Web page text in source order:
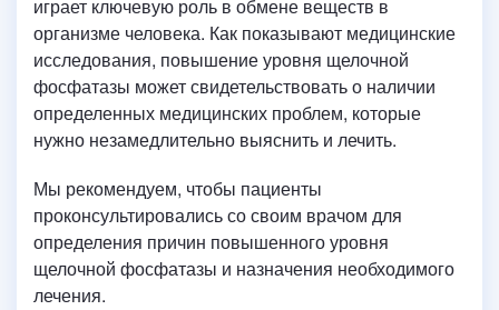
играет ключевую роль в обмене веществ в
организме человека. Как показывают медицинские
исследования, повышение уровня щелочной
фосфатазы может свидетельствовать о наличии
определенных медицинских проблем, которые
нужно незамедлительно выяснить и лечить.
Мы рекомендуем, чтобы пациенты
проконсультировались со своим врачом для
определения причин повышенного уровня
щелочной фосфатазы и назначения необходимого
лечения.